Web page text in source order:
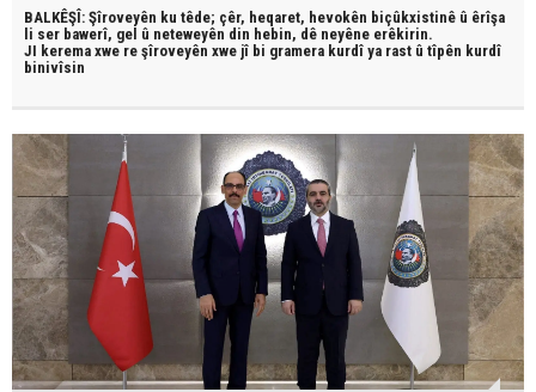
BALKÊŞÎ: Şîroveyên ku têde; çêr, heqaret, hevokên biçûkxistinê û êrîşa
li ser bawerî, gel û neteweyên din hebin, dê neyêne erêkirin.
JI kerema xwe re şîroveyên xwe jî bi gramera kurdî ya rast û tîpên kurdî
binivîsin